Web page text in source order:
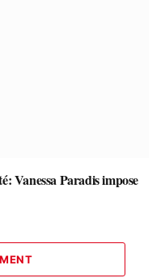
Vanessa Paradis impose